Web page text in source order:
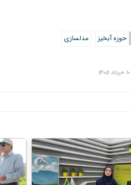
حوزه آبخیز مدلسازی